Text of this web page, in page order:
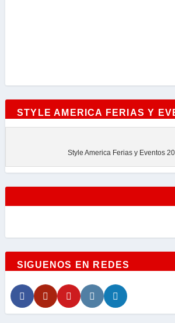
STYLE AMERICA FERIAS Y
Style America Ferias y Eventos
SIGUENOS EN REDES